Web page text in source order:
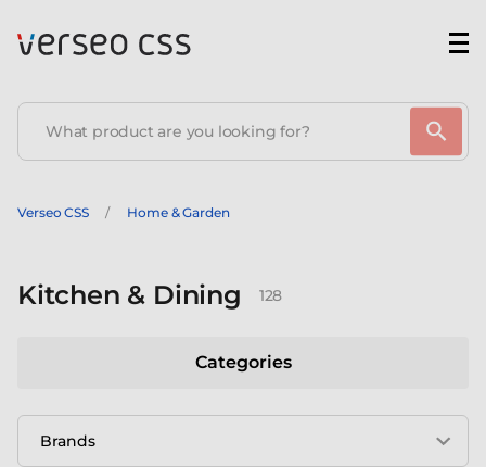
Verseo CSS Home & Garden
Kitchen & Dining 128
Categories
Brands